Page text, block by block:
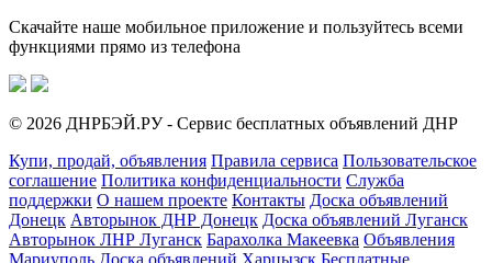
Скачайте наше мобильное приложение и пользуйтесь всеми
функциями прямо из телефона
© 2026 ДНРБЭЙ.РУ - Сервис бесплатных объявлений ДНР
Купи, продай, объявления Правила сервиса Пользовательское
соглашение Политика конфиденциальности Служба
поддержки О нашем проекте Контакты Доска объявлений
Донецк Авторынок ДНР Донецк Доска объявлений Луганск
Авторынок ЛНР Луганск Барахолка Макеевка Объявления
Мариуполь Доска объявлений Харцызск Бесплатные